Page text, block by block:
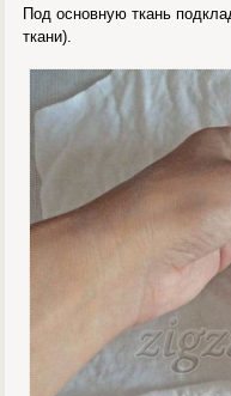
Под основную ткань
ткани).